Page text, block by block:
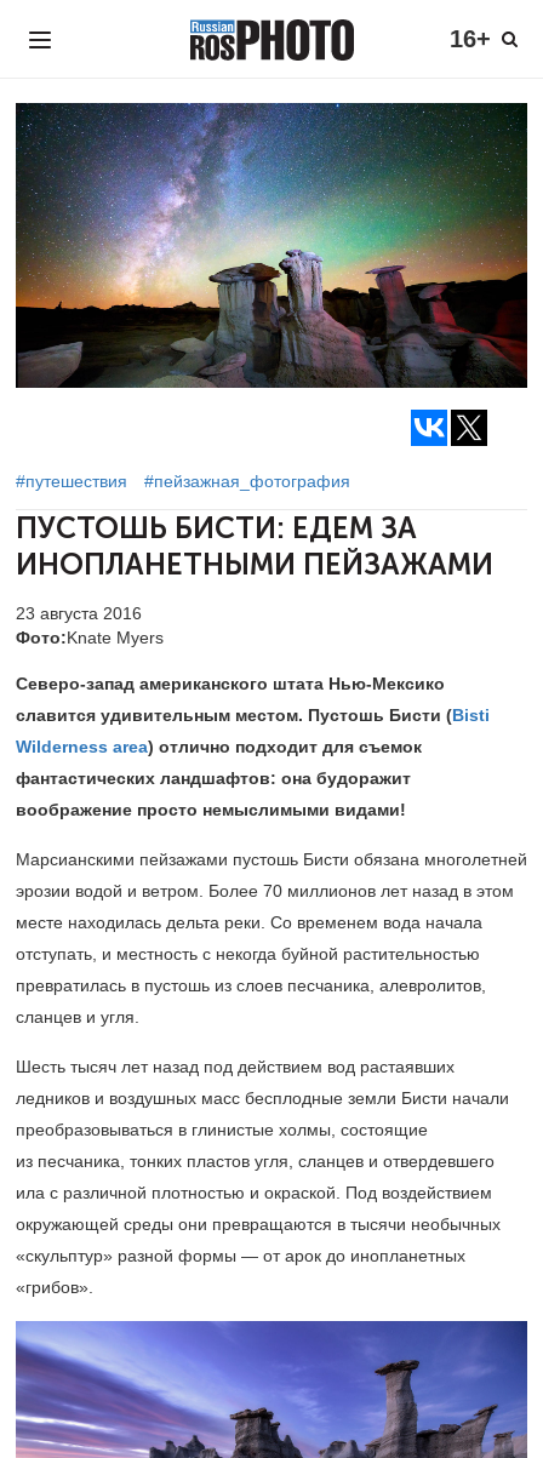
16+
#путешествия #пейзажная_фотография
ПУСТОШЬ БИСТИ: ЕДЕМ ЗА
ИНОПЛАНЕТНЫМИ ПЕЙЗАЖАМИ
23 августа 2016
Фото:Knate Myers
Северо-запад американского штата Нью-Мексико
славится удивительным местом. Пустошь Бисти (Bisti
Wilderness area) отлично подходит для съемок
фантастических ландшафтов: она будоражит
воображение просто немыслимыми видами!
Марсианскими пейзажами пустошь Бисти обязана многолетней
эрозии водой и ветром. Более 70 миллионов лет назад в этом
месте находилась дельта реки. Со временем вода начала
отступать, и местность с некогда буйной растительностью
превратилась в пустошь из слоев песчаника, алевролитов,
сланцев и угля.
Шесть тысяч лет назад под действием вод растаявших
ледников и воздушных масс бесплодные земли Бисти начали
преобразовываться в глинистые холмы, состоящие
из песчаника, тонких пластов угля, сланцев и отвердевшего
ила с различной плотностью и окраской. Под воздействием
окружающей среды они превращаются в тысячи необычных
«скульптур» разной формы — от арок до инопланетных
«грибов».